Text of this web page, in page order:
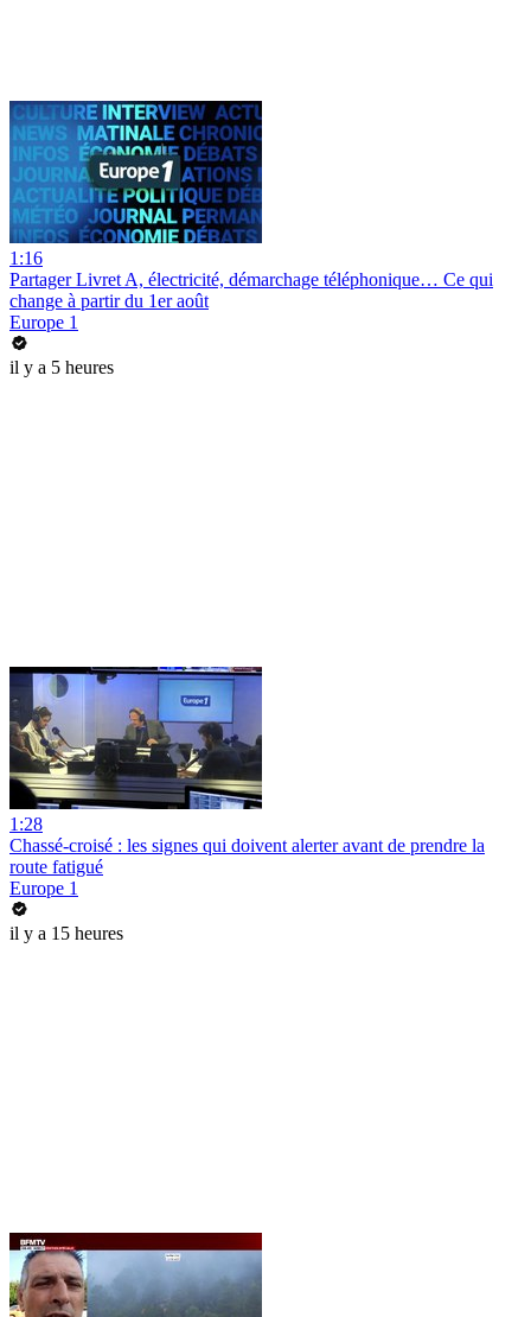
1:16
Partager Livret A, électricité, démarchage téléphonique… Ce qui
change à partir du 1er août
Europe 1
il y a 5 heures
1:28
Chassé-croisé : les signes qui doivent alerter avant de prendre la
route fatigué
Europe 1
il y a 15 heures